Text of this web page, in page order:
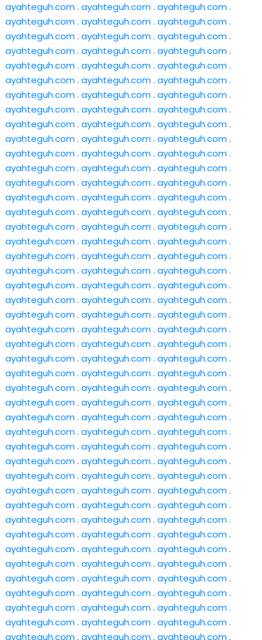
ayahteguh.com. ayahteguh.com. ayahteguh.com.
ayahteguh.com. ayahteguh.com. ayahteguh.com.
ayahteguh.com. ayahteguh.com. ayahteguh.com.
ayahteguh.com. ayahteguh.com. ayahteguh.com.
ayahteguh.com. ayahteguh.com. ayahteguh.com.
ayahteguh.com. ayahteguh.com. ayahteguh.com.
ayahteguh.com. ayahteguh.com. ayahteguh.com.
ayahteguh.com. ayahteguh.com. ayahteguh.com.
ayahteguh.com. ayahteguh.com. ayahteguh.com.
ayahteguh.com. ayahteguh.com. ayahteguh.com.
ayahteguh.com. ayahteguh.com. ayahteguh.com.
ayahteguh.com. ayahteguh.com. ayahteguh.com.
ayahteguh.com. ayahteguh.com. ayahteguh.com.
ayahteguh.com. ayahteguh.com. ayahteguh.com.
ayahteguh.com. ayahteguh.com. ayahteguh.com.
ayahteguh.com. ayahteguh.com. ayahteguh.com.
ayahteguh.com. ayahteguh.com. ayahteguh.com.
ayahteguh.com. ayahteguh.com. ayahteguh.com.
ayahteguh.com. ayahteguh.com. ayahteguh.com.
ayahteguh.com. ayahteguh.com. ayahteguh.com.
ayahteguh.com. ayahteguh.com. ayahteguh.com.
ayahteguh.com. ayahteguh.com. ayahteguh.com.
ayahteguh.com. ayahteguh.com. ayahteguh.com.
ayahteguh.com. ayahteguh.com. ayahteguh.com.
ayahteguh.com. ayahteguh.com. ayahteguh.com.
ayahteguh.com. ayahteguh.com. ayahteguh.com.
ayahteguh.com. ayahteguh.com. ayahteguh.com.
ayahteguh.com. ayahteguh.com. ayahteguh.com.
ayahteguh.com. ayahteguh.com. ayahteguh.com.
ayahteguh.com. ayahteguh.com. ayahteguh.com.
ayahteguh.com. ayahteguh.com. ayahteguh.com.
ayahteguh.com. ayahteguh.com. ayahteguh.com.
ayahteguh.com. ayahteguh.com. ayahteguh.com.
ayahteguh.com. ayahteguh.com. ayahteguh.com.
ayahteguh.com. ayahteguh.com. ayahteguh.com.
ayahteguh.com. ayahteguh.com. ayahteguh.com.
ayahteguh.com. ayahteguh.com. ayahteguh.com.
ayahteguh.com. ayahteguh.com. ayahteguh.com.
ayahteguh.com. ayahteguh.com. ayahteguh.com.
ayahteguh.com. ayahteguh.com. ayahteguh.com.
ayahteguh.com. ayahteguh.com. ayahteguh.com.
ayahteguh.com. ayahteguh.com. ayahteguh.com.
ayahteguh.com. ayahteguh.com. ayahteguh.com.
ayahteguh.com. ayahteguh.com. ayahteguh.com.